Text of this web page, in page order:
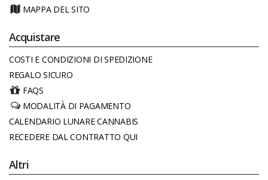
MAPPA DEL SITO
Acquistare
COSTI E CONDIZIONI DI SPEDIZIONE
REGALO SICURO
FAQS
MODALITÀ DI PAGAMENTO
CALENDARIO LUNARE CANNABIS
RECEDERE DAL CONTRATTO QUI
Altri